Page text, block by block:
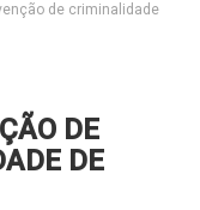
de criminalidade
DE
DE